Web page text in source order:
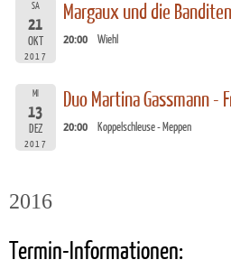
SA
21
OKT
2017
Margaux und die Banditen
20:00 Wiehl
MI
13
DEZ
2017
Duo Martina Gassmann -
20:00 Koppelschleuse - Meppen
2016
Termin-Informationen: